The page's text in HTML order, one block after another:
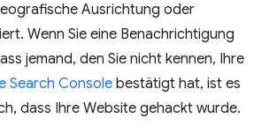
Ausrichtung oder
Wenn Sie eine Benachrichtigung
jemand, den Sie nicht kennen, Ihre
Search Console bestätigt hat, ist es
dass Ihre Website gehackt wurde.